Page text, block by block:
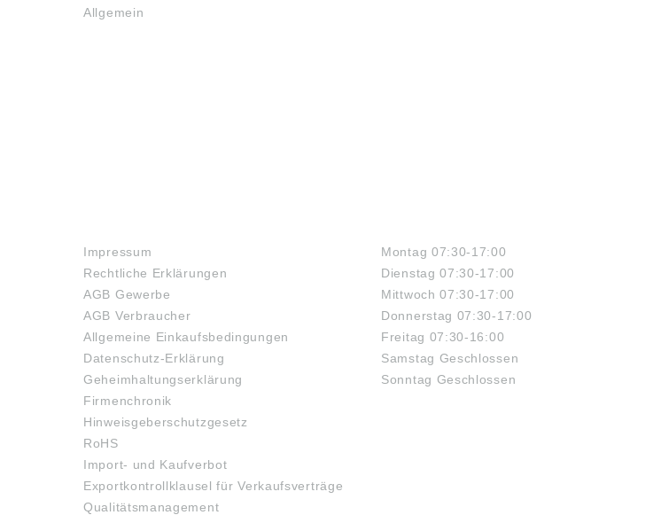
Allgemein
Impressum
Rechtliche Erklärungen
AGB Gewerbe
AGB Verbraucher
Allgemeine Einkaufsbedingungen
Datenschutz-Erklärung
Geheimhaltungserklärung
Firmenchronik
Hinweisgeberschutzgesetz
RoHS
Import- und Kaufverbot
Exportkontrollklausel für Verkaufsverträge
Qualitätsmanagement
Montag 07:30-17:00
Dienstag 07:30-17:00
Mittwoch 07:30-17:00
Donnerstag 07:30-17:00
Freitag 07:30-16:00
Samstag Geschlossen
Sonntag Geschlossen